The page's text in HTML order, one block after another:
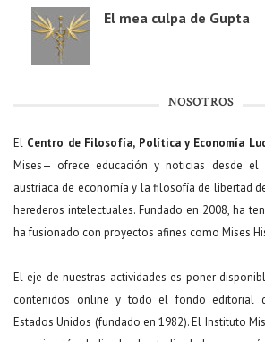
El mea culpa de Gupta
NOSOTROS
El Centro de Filosofía, Política y Economía
Mises— ofrece educación y noticias desde
austriaca de economía y la filosofía de libertad
herederos intelectuales. Fundado en 2008, ha
ha fusionado con proyectos afines como Mises
El eje de nuestras actividades es poner
contenidos online y todo el fondo editorial
Estados Unidos (fundado en 1982). El Instituto